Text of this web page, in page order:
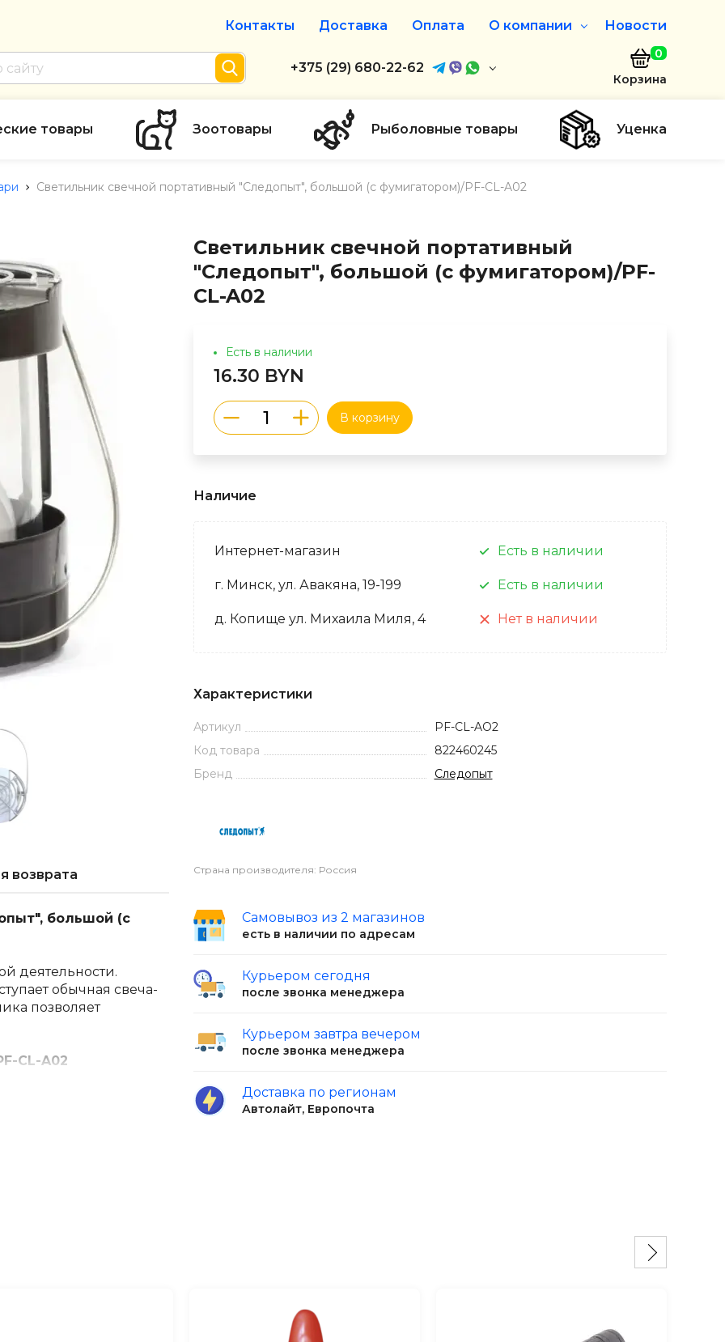
Контакты Доставка Оплата О компании
О нас
Дисконтная программа
Новости
+375 (29) 680-22-62
Интернет-магазин
тел. А1
Заказать звонок
info@zolotayaakula.by
0
Корзина
товары Зоотовары Рыболовные товары Уценка
Светильник свечной портативный "Следопыт", большой (с фумигатором)/PF-CL-A02
возврата
большой (с
деятельности.
обычная свеча-
позволяет
CL-A02
Светильник свечной портативный
"Следопыт", большой (с фумигатором)/PF-
CL-A02
Есть в наличии
16.30 BYN
В корзину
Наличие
Интернет-магазин Есть в наличии
г. Минск, ул. Авакяна, 19-199 Есть в наличии
д. Копище ул. Михаила Миля, 4 Нет в наличии
Характеристики
Артикул
PF-CL-AO2
Код товара
822460245
Бренд
Следопыт
Страна производителя: Россия
Самовывоз из 2 магазинов
есть в наличии по адресам
Курьером сегодня
после звонка менеджера
Курьером завтра вечером
после звонка менеджера
Доставка по регионам
Автолайт, Европочта